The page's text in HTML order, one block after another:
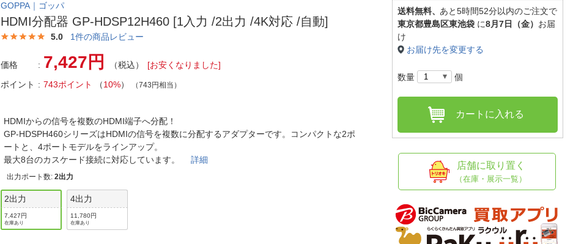
お客様サポート
よくある質問・お問合せ
ご利用規約
店舗情報・店舗一覧
GOPPA｜ゴッパ
HDMI分配器 GP-HDSP12H460 [1入力 /2出力 /4K対応 /自動]
5.0 1件の商品レビュー
価格 7,427円 （税込）
[お安くなりました]
ポイント
743ポイント （10%） （743円相当）
HDMIからの信号を複数のHDMI端子へ分配！
GP-HDSPH460シリーズはHDMIの信号を複数に分配するアダプターです。コンパクトな2ポ
ートと、4ポートモデルをラインアップ。
最大8台のカスケード接続に対応しています。詳細
出力ポート数:2出力
2出力
7,427円
在庫あり
4出力
11,780円
在庫あり
送料無料、 あと5時間52分以内のご注文で
東京都豊島区東池袋 に8月7日（金） お届
け
お届け先を変更する
数量 個
カートに入れる
店舗に取り置く
（在庫・展示一覧）